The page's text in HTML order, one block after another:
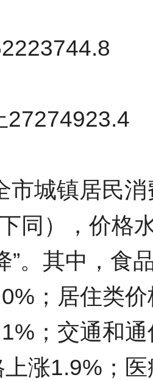
27274923.4
市城镇居民
同），价格
”。其中，食
；居住类
；交通和
涨1.9%；